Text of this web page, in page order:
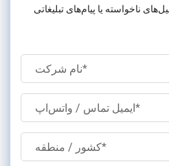
ناخواسته یا پیام‌های تبلیغاتی